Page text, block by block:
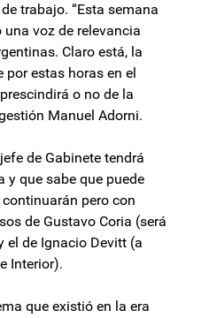
trabajo. “Esta semana
una voz de relevancia
Claro está, la
estas horas en el
o no de la
Manuel Adorni.
de Gabinete tendrá
y que sabe que puede
pero con
de Gustavo Coria (será
el de Ignacio Devitt (a
Interior).
que existió en la era